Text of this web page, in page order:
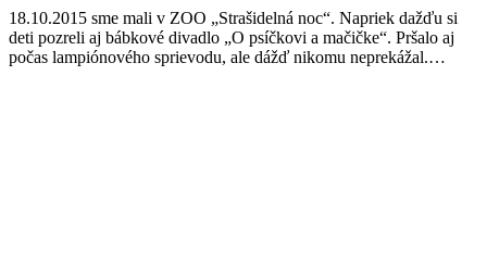
18.10.2015 sme mali v ZOO „Strašidelná noc“. Napriek dažďu si
deti pozreli aj bábkové divadlo „O psíčkovi a mačičke“. Pršalo aj
počas lampiónového sprievodu, ale dážď nikomu neprekážal.…